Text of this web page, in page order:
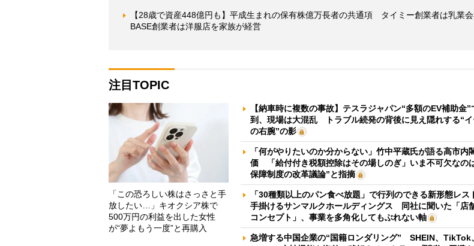
【28歳で資産448億円も】平成生まれの保有株億万長者の共通項 タイミー創業者は乳業会
BASE創業者は洋服店を家族が経営
注目TOPIC
「この恐ろしい株はさっさと手
放したい…」キオクシア株で
500万円の利益を出した女性
が“夢よもう一度”と再購入
【納車時に複数の事故】テスラジャパン“多額のEV補助金”
到、現場は大混乱 トラブル続発の背後に見え隠れする“
の右腕”の影
「何がやりたいのか分からない」竹中平蔵氏が語る高市内
価 「給付付き税額控除はその場しのぎ」いま不可欠なの
保障制度の改革議論”と指摘
「30種類以上のパン食べ放題」で行列のできる新形態レス
手掛けるサンマルクホールディングス 同社に聞いた「店
コンセプト」、事業を多角化してもぶれない軸
急増する中国企業の“国籍ロンダリング” SHEIN、TikTok、